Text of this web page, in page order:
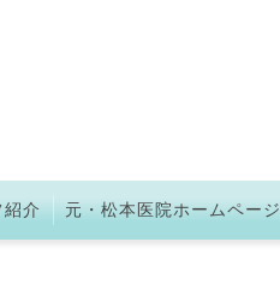
紹介 元・松本医院ホームページ